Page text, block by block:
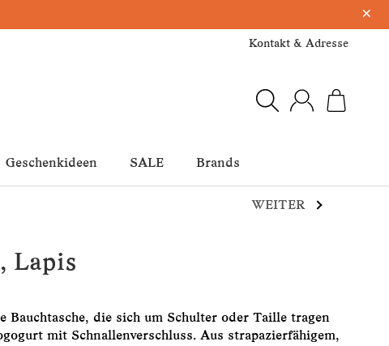
×
Kontakt & Adresse
Geschenkideen SALE Brands
WEITER
Lapis
Bauchtasche, die sich um Schulter oder Taille tragen
mit Schnallenverschluss. Aus strapazierfähigem,